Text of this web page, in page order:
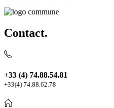
Contact.
+33 (4) 74.88.54.81
+33(4) 74.88.62.78